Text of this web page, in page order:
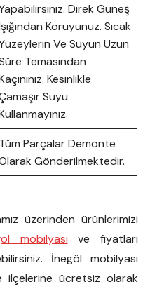
Direk Güneş
Koruyunuz. Sıcak
Ve Suyun Uzun
Temasından
Kesinlikle
Suyu
Tüm Parçalar Demonte
Gönderilmektedir.
üzerinden ürünlerimizi
mobilyası ve fiyatları
İnegöl mobilyası
ilçelerine ücretsiz olarak